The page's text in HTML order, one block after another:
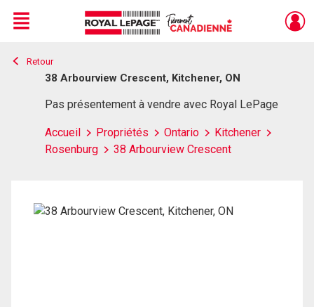
Live
En Direct
Menu
Retour
38 Arbourview Crescent, Kitchener, ON
Pas présentement à vendre avec Royal LePage
Accueil Propriétés Ontario
Kitchener
Rosenburg
38 Arbourview Crescent